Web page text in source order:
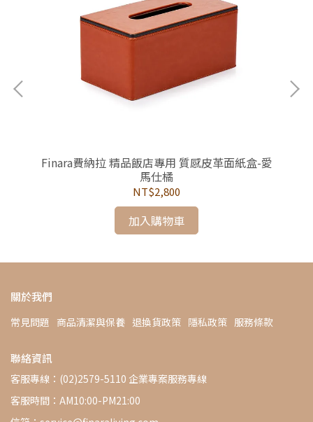
Finara費納拉 精品飯店專用 質感皮革面紙盒-愛
馬仕橘
NT$2,800
加入購物車
關於我們
常見問題 商品清潔與保養 退換貨政策 隱私政策 服務條款
聯絡資訊
客服專線：(02)2579-5110 企業專案服務專線
客服時間：AM10:00-PM21:00